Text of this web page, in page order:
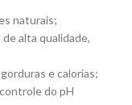
naturais;
alta qualidade,
e calorias;
do pH